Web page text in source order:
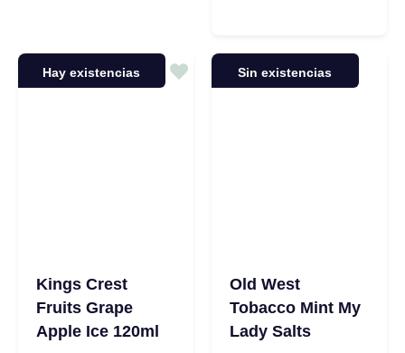
Hay existencias
Kings Crest
Fruits Grape
Apple Ice 120ml
Sin existencias
Old West
Tobacco Mint My
Lady Salts